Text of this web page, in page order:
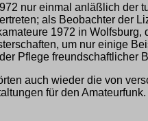
nur einmal anläßlich
als Beobachter der
1972 in
um nur einige
Pflege freundschaftlicher
auch wieder die von
für den